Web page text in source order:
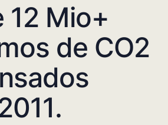
12 Mio+
de CO2